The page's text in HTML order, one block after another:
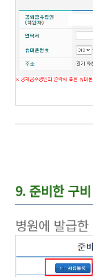
9. 준비한 구
병원에 발급